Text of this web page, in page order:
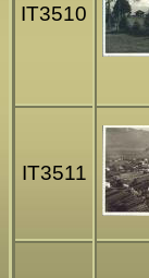
IT3510
IT3511